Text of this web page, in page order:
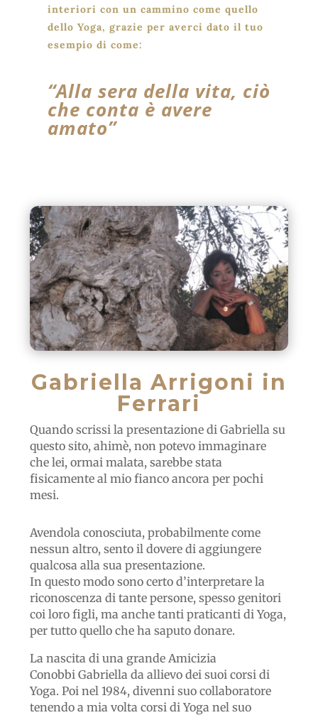
interiori con un cammino come quello
dello Yoga, grazie per averci dato il tuo
esempio di come:
“Alla sera della vita, ciò
che conta è avere
amato”
Gabriella Arrigoni in
Ferrari
Quando scrissi la presentazione di Gabriella su
questo sito, ahimè, non potevo immaginare
che lei, ormai malata, sarebbe stata
fisicamente al mio fianco ancora per pochi
mesi.
Avendola conosciuta, probabilmente come
nessun altro, sento il dovere di aggiungere
qualcosa alla sua presentazione.
In questo modo sono certo d’interpretare la
riconoscenza di tante persone, spesso genitori
coi loro figli, ma anche tanti praticanti di Yoga,
per tutto quello che ha saputo donare.
La nascita di una grande Amicizia
Conobbi Gabriella da allievo dei suoi corsi di
Yoga. Poi nel 1984, divenni suo collaboratore
tenendo a mia volta corsi di Yoga nel suo